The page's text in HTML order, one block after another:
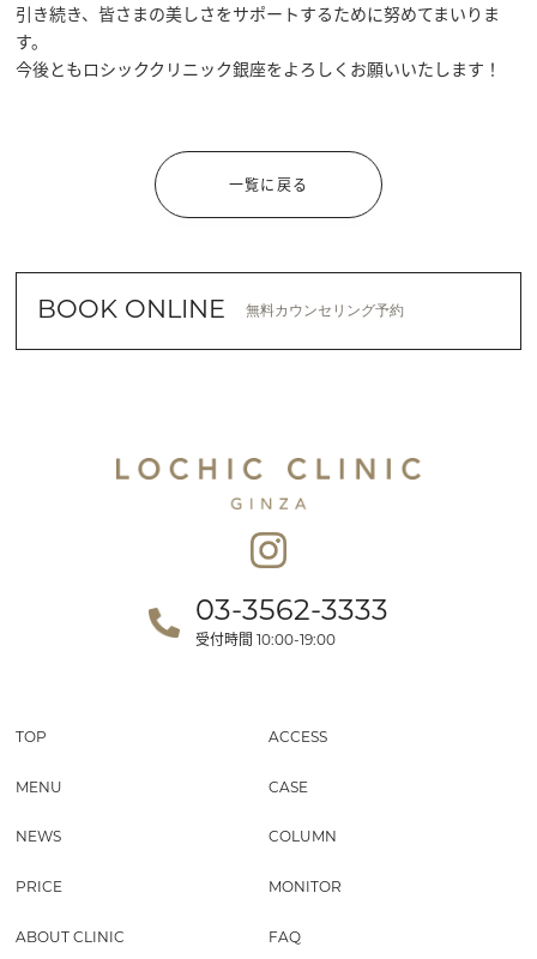
引き続き、皆さまの美しさをサポートするために努めてまいりま
す。
今後ともロシッククリニック銀座をよろしくお願いいたします！
一覧に戻る
BOOK ONLINE 無料カウンセリング予約
03-3562-3333
受付時間 10:00-19:00
TOP ACCESS
MENU CASE
NEWS COLUMN
PRICE MONITOR
ABOUT CLINIC FAQ